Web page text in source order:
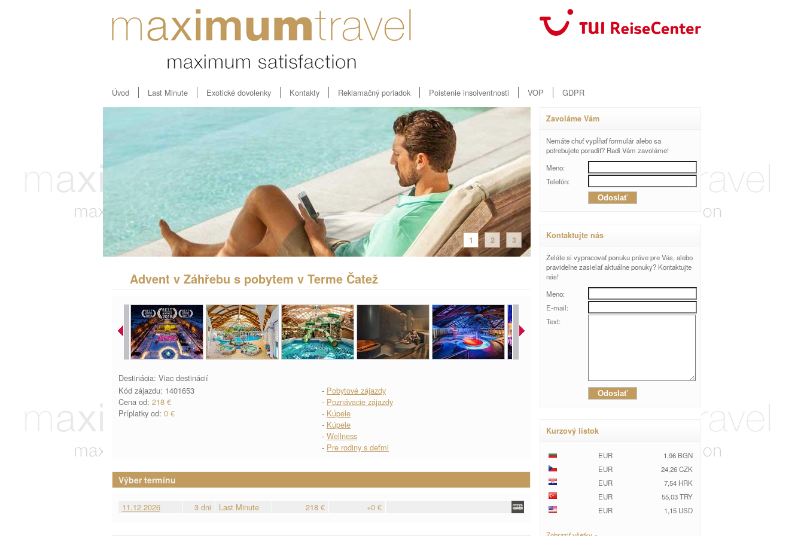
Úvod Last Minute Exotické dovolenky Kontakty Reklamačný poriadok Poistenie insolventnosti VOP GDPR
1 2 3
Advent v Záhřebu s pobytem v Terme Čatež
Destinácia: Viac destinácií
Kód zájazdu: 1401653
Cena od: 218 €
Príplatky od: 0 €
- Pobytové zájazdy
- Poznávacie zájazdy
- Kúpele
- Kúpele
- Wellness
- Pre rodiny s deťmi
Výber termínu
11.12.2026 3 dni Last Minute 218 € +0 €
Zavoláme Vám
Nemáte chuť vypĺňať formulár alebo sa
potrebujete poradiť? Radi Vám zavoláme!
Meno:
Telefón:
Kontaktujte nás
Želáte si vypracovať ponuku práve pre Vás, alebo
pravidelne zasielať aktuálne ponuky? Kontaktujte
nás!
Meno:
E-mail:
Text:
Kurzový lístok
EUR
1,96 BGN
EUR
24,26 CZK
EUR
7,54 HRK
EUR
55,03 TRY
EUR
1,15 USD